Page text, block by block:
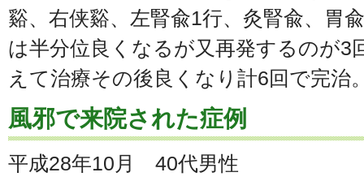
谿、右侠谿、左腎兪1行、灸腎兪、胃
は半分位良くなるが又再発するのが3
えて治療その後良くなり計6回で完治
風邪で来院された症例
平成28年10月 40代男性